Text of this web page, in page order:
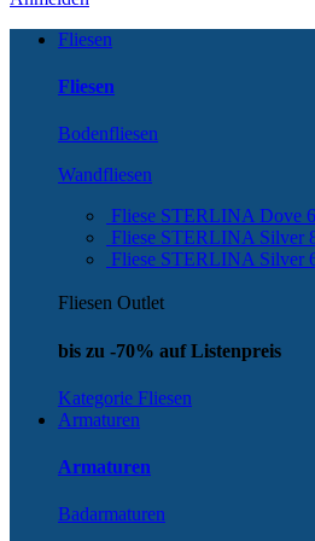
Fliesen
Fliesen
Bodenfliesen
Wandfliesen
Fliese STERLINA Dove
Fliese STERLINA Silver
Fliese STERLINA Silver
Fliesen Outlet
bis zu -70% auf Listenpreis
Kategorie Fliesen
Armaturen
Armaturen
Badarmaturen